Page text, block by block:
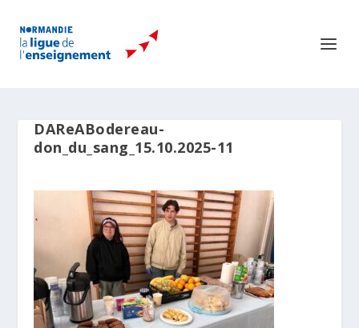
DAReABodereau-
don_du_sang_15.10.2025-11